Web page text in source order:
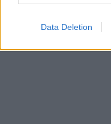
Data Deletion